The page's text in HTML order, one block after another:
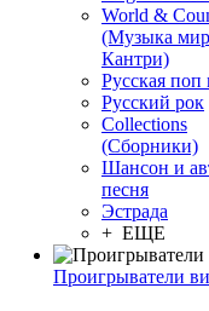
World &
(Музыка
Кантри)
Русская поп
Русский рок
Сollections
(Сборники)
Шансон и
песня
Эстрада
+ ЕЩЕ
Проигрыватели